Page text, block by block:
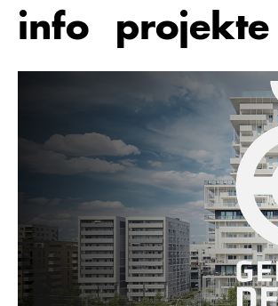
Zum
Hauptinhalt
info projekte